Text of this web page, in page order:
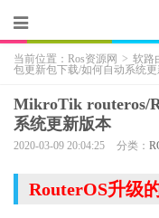
当前位置： Ros资源网 > 软路
包更新包下载/如何自动系统更
MikroTik routeros/
系统更新版本
2020-03-09 20:04:25 分类：
RouterOS升级